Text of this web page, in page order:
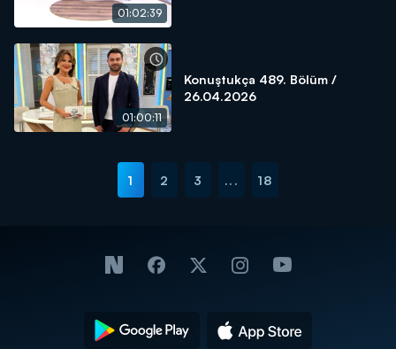
01:02:39
01:00:11
Konuştukça 489. Bölüm /
26.04.2026
1 2 3 ... 18